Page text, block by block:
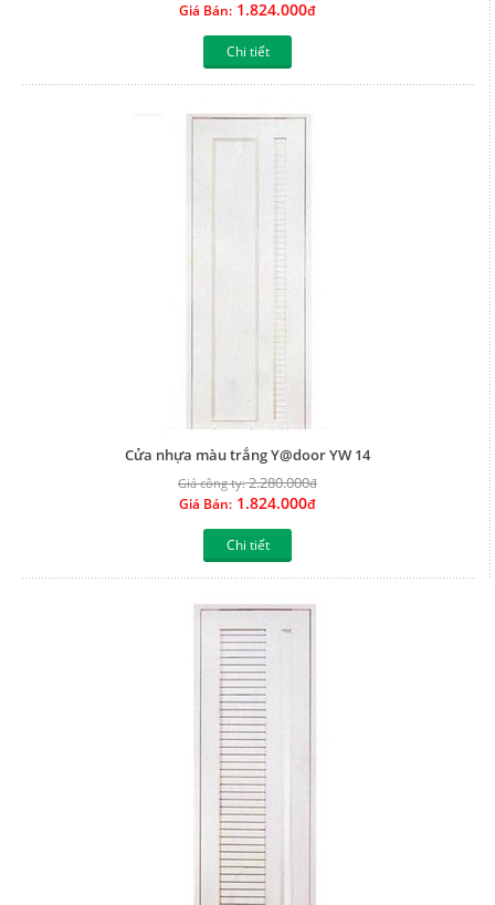
Giá Bán: 1.824.000đ
Chi tiết
Cửa nhựa màu trắng Y@door YW 14
Giá công ty:2.280.000đ
Giá Bán: 1.824.000đ
Chi tiết